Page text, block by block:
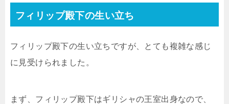
フィリップ殿下の生い立ち
フィリップ殿下の生い立ちですが、とても複雑な感じ
に見受けられました。
まず、フィリップ殿下はギリシャの王室出身なので、